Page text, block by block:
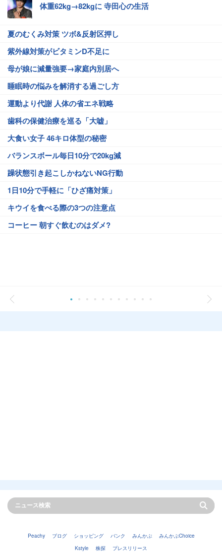
体重62kg→82kgに 寺田心の生活
夏のむくみ対策 ツボ&反射区押し
紫外線対策がビタミンD不足に
母が娘に減量強要→家庭内別居へ
睡眠時の悩みを解消する過ごし方
運動より代謝 人体の省エネ戦略
歯科の保健治療を巡る「大嘘」
大食い女子 46キロ体型の秘密
バランスボール毎日10分で20kg減
躁状態引き起こしかねないNG行動
1日10分で手軽に「ひざ痛対策」
キウイを食べる際の3つの注意点
コーヒー 朝すぐ飲むのはダメ?
Peachy ブログ ショッピング バンク みんかぶ
みんかぶChoice
Kstyle
株探 プレスリリース